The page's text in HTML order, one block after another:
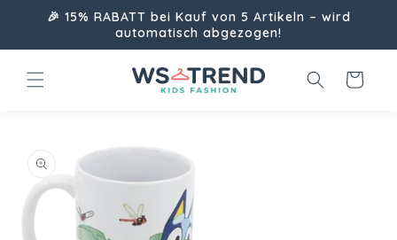
zum🎉 15% RABATT bei Kauf von 5 Artikeln – wird
automatisch abgezogen!
Warenkorb